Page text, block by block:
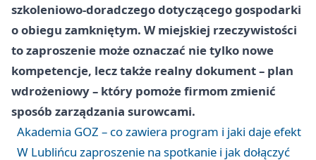
szkoleniowo‑doradczego dotyczącego gospodarki
o obiegu zamkniętym. W miejskiej rzeczywistości
to zaproszenie może oznaczać nie tylko nowe
kompetencje, lecz także realny dokument – plan
wdrożeniowy – który pomoże firmom zmienić
sposób zarządzania surowcami.
Akademia GOZ – co zawiera program i jaki daje efekt
W Lublińcu zaproszenie na spotkanie i jak dołączyć